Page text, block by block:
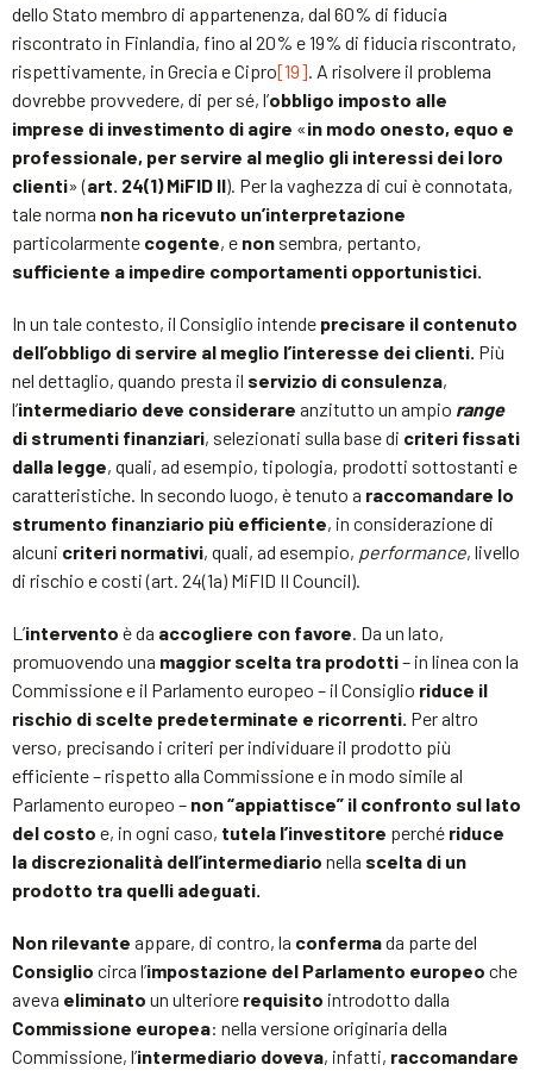
dello Stato membro di appartenenza, dal 60% di fiducia
riscontrato in Finlandia, fino al 20% e 19% di fiducia riscontrato,
rispettivamente, in Grecia e Cipro[19]. A risolvere il problema
dovrebbe provvedere, di per sé, l’obbligo imposto alle
imprese di investimento di agire «in modo onesto, equo e
professionale, per servire al meglio gli interessi dei loro
clienti» (art. 24(1) MiFID II). Per la vaghezza di cui è connotata,
tale norma non ha ricevuto un’interpretazione
particolarmente cogente, e non sembra, pertanto,
sufficiente a impedire comportamenti opportunistici.
In un tale contesto, il Consiglio intende precisare il contenuto
dell’obbligo di servire al meglio l’interesse dei clienti. Più
nel dettaglio, quando presta il servizio di consulenza,
l’intermediario deve considerare anzitutto un ampio range
di strumenti finanziari, selezionati sulla base di criteri fissati
dalla legge, quali, ad esempio, tipologia, prodotti sottostanti e
caratteristiche. In secondo luogo, è tenuto a raccomandare lo
strumento finanziario più efficiente, in considerazione di
alcuni criteri normativi, quali, ad esempio, performance, livello
di rischio e costi (art. 24(1a) MiFID II Council).
L’intervento è da accogliere con favore. Da un lato,
promuovendo una maggior scelta tra prodotti– in linea con la
Commissione e il Parlamento europeo – il Consiglio riduce il
rischio di scelte predeterminate e ricorrenti. Per altro
verso, precisando i criteri per individuare il prodotto più
efficiente – rispetto alla Commissione e in modo simile al
Parlamento europeo – non “appiattisce” il confronto sul lato
del costo e, in ogni caso, tutela l’investitore perché riduce
la discrezionalità dell’intermediario nella scelta di un
prodotto tra quelli adeguati.
Non rilevante appare, di contro, la confermada parte del
Consiglio circa l’impostazione del Parlamento europeo che
aveva eliminato un ulteriore requisito introdotto dalla
Commissione europea: nella versione originaria della
Commissione, l’intermediario doveva, infatti, raccomandare